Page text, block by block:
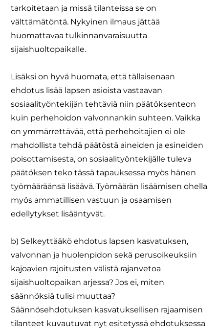
tarkoitetaan ja missä tilanteissa se on
välttämätöntä. Nykyinen ilmaus jättää
huomattavaa tulkinnanvaraisuutta
sijaishuoltopaikalle.
Lisäksi on hyvä huomata, että tällaisenaan
ehdotus lisää lapsen asioista vastaavan
sosiaalityöntekijän tehtäviä niin päätöksenteon
kuin perhehoidon valvonnankin suhteen. Vaikka
on ymmärrettävää, että perhehoitajien ei ole
mahdollista tehdä päätöstä aineiden ja esineiden
poisottamisesta, on sosiaalityöntekijälle tuleva
päätöksen teko tässä tapauksessa myös hänen
työmääräänsä lisäävä. Työmäärän lisäämisen ohella
myös ammatillisen vastuun ja osaamisen
edellytykset lisääntyvät.
b) Selkeyttääkö ehdotus lapsen kasvatuksen,
valvonnan ja huolenpidon sekä perusoikeuksiin
kajoavien rajoitusten välistä rajanvetoa
sijaishuoltopaikan arjessa? Jos ei, miten
säännöksiä tulisi muuttaa?
Säännösehdotuksen kasvatuksellisen rajaamisen
tilanteet kuvautuvat nyt esitetyssä ehdotuksessa